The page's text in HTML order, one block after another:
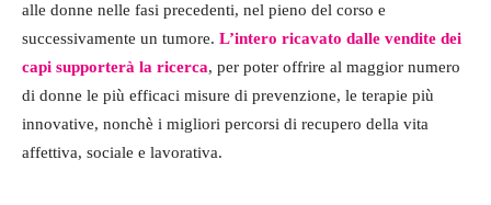
alle donne nelle fasi precedenti, nel pieno del corso e
successivamente un tumore. L’intero ricavato dalle vendite dei
capi supporterà la ricerca, per poter offrire al maggior numero
di donne le più efficaci misure di prevenzione, le terapie più
innovative, nonchè i migliori percorsi di recupero della vita
affettiva, sociale e lavorativa.